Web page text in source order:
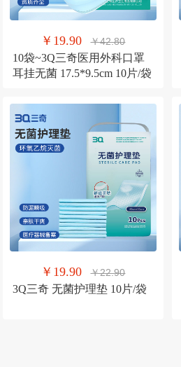
￥19.90 ￥42.80
10袋~3Q三奇医用外科口罩
耳挂无菌 17.5*9.5cm 10片/袋
￥19.90 ￥22.90
3Q三奇 无菌护理垫 10片/袋